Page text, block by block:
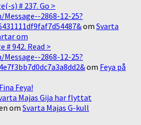
s) # 237. Go >
2868-12-25?
om Svarta
om
# 942. Read >
2868-12-25?
om Feya på
Feya!
Majas Gija har flyttat
om Svarta Majas G-kull